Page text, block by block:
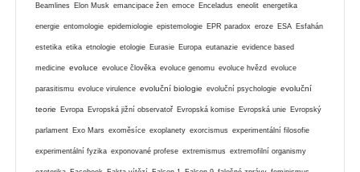
Beamlines Elon Musk emancipace žen emoce Enceladus eneolit energetika
energie entomologie epidemiologie epistemologie EPR paradox eroze ESA Esfahán
estetika etika etnologie etologie Eurasie Europa eutanazie evidence based
medicine evoluce evoluce člověka evoluce genomu evoluce hvězd evoluce
parasitismu evoluce virulence evoluční biologie evoluční psychologie evoluční
teorie Evropa Evropská jižní observatoř Evropská komise Evropská unie Evropský
parlament Exo Mars exoměsíce exoplanety exorcismus experimentální filosofie
experimentální fyzika exponované profese extremismus extremofilní organismy